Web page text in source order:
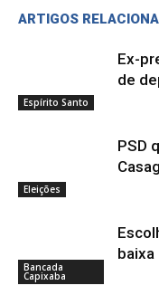
ARTIGOS
Espírito Santo
Ex-
de
Eleições
PSD
Bancada
Capixaba
baixa